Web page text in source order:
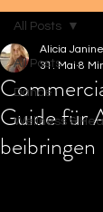
All Posts
Dance
Wellness &
All Posts
Guide für
beibringen
Alicia
31. Mai 8